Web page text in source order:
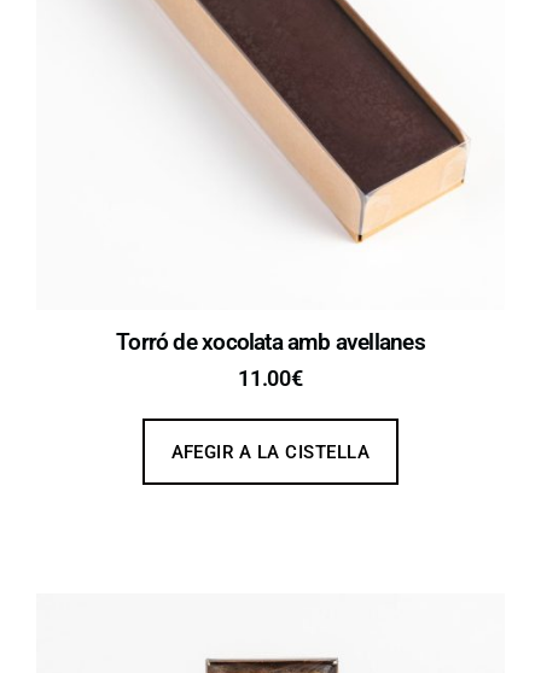
Torró de xocolata amb avellanes
11.00€
AFEGIR A LA CISTELLA